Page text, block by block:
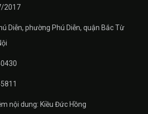
2017
Diễn, phường Phú Diễn, quận Bắc Từ
nội dung: Kiều Đức Hồng